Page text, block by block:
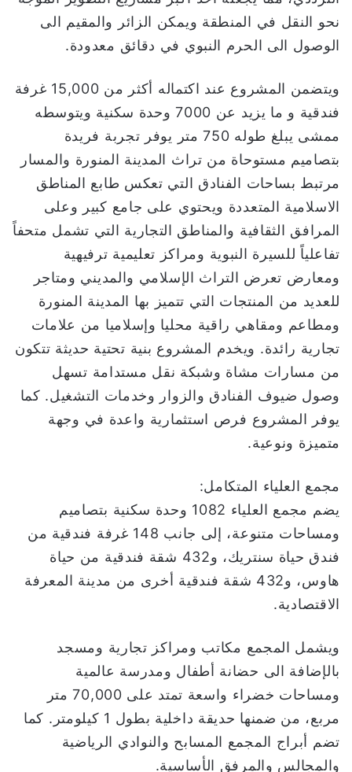
نحو النقل في المنطقة ويمكن الزائر والمقيم الى
الوصول الى الحرم النبوي في دقائق معدودة.
ويتضمن المشروع عند اكتماله أكثر من 15,000 غرفة
فندقية و ما يزيد عن 7000 وحدة سكنية ويتوسطه
ممشى يبلغ طوله 750 متر يوفر تجربة فريدة
بتصاميم مستوحاة من تراث المدينة المنورة والمسار
مرتبط بساحات الفنادق التي تعكس طابع المناطق
الاسلامية المتعددة ويحتوي على جامع كبير وعلى
المرافق الثقافية والمناطق التجارية التي تشمل متحفاً
تفاعلياً للسيرة النبوية ومراكز تعليمية ترفيهية
ومعارض تعرض التراث الإسلامي والمديني ومتاجر
للعديد من المنتجات التي تتميز بها المدينة المنورة
ومطاعم ومقاهي راقية محليا وإسلاميا من علامات
تجارية رائدة. ويخدم المشروع بنية تحتية حديثة تتكون
من مسارات مشاة وشبكة نقل مستدامة تسهل
وصول ضيوف الفنادق والزوار وخدمات التشغيل. كما
يوفر المشروع فرص استثمارية واعدة في وجهة
متميزة ونوعية.
مجمع العلياء المتكامل:
يضم مجمع العلياء 1082 وحدة سكنية بتصاميم
ومساحات متنوعة، إلى جانب 148 غرفة فندقية من
فندق حياة سنتريك، و432 شقة فندقية من حياة
هاوس، و432 شقة فندقية أخرى من مدينة المعرفة
الاقتصادية.
ويشمل المجمع مكاتب ومراكز تجارية ومسجد
بالإضافة الى حضانة أطفال ومدرسة عالمية
ومساحات خضراء واسعة تمتد على 70,000 متر
مربع، من ضمنها حديقة داخلية بطول 1 كيلومتر. كما
تضم أبراج المجمع المسابح والنوادي الرياضية
والمجالس والمرفق الأساسية.